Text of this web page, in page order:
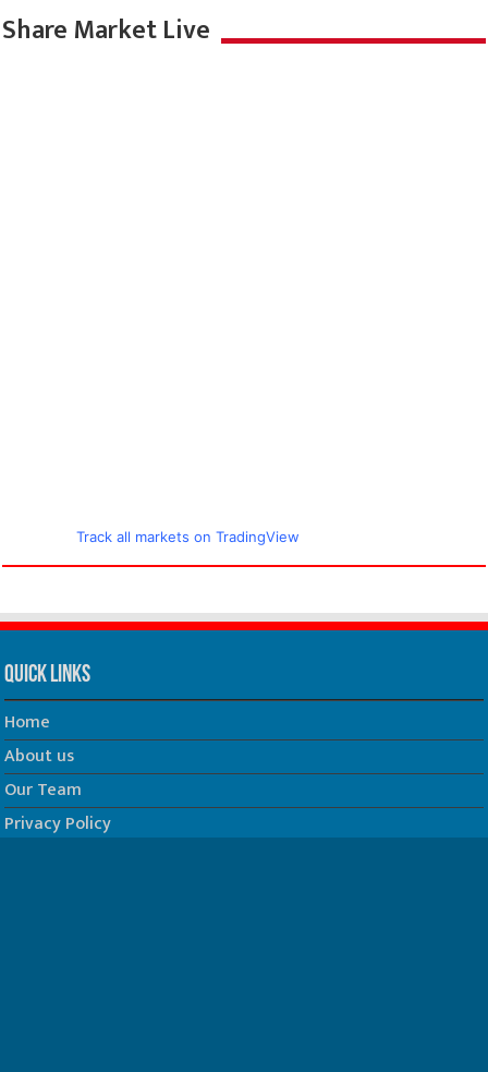
Share Market Live
Track all markets on TradingView
Quick Links
Home
About us
Our Team
Privacy Policy